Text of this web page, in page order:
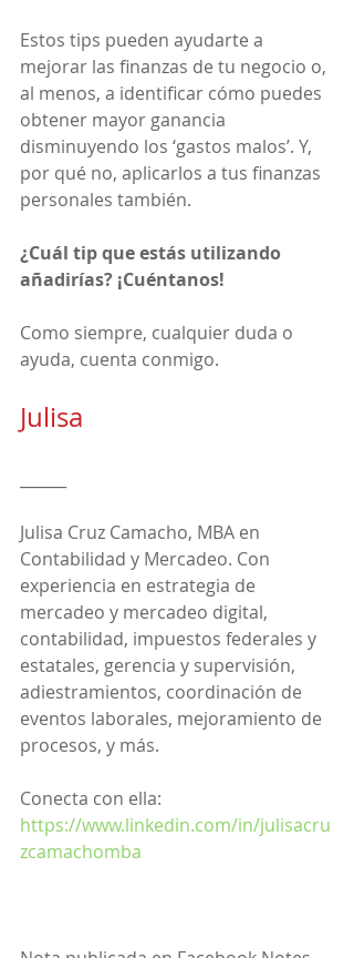
Estos tips pueden ayudarte a
mejorar las finanzas de tu negocio o,
al menos, a identificar cómo puedes
obtener mayor ganancia
disminuyendo los ‘gastos malos’. Y,
por qué no, aplicarlos a tus finanzas
personales también.
¿Cuál tip que estás utilizando
añadirías? ¡Cuéntanos!
Como siempre, cualquier duda o
ayuda, cuenta conmigo.
Julisa
Julisa Cruz Camacho, MBA en
Contabilidad y Mercadeo. Con
experiencia en estrategia de
mercadeo y mercadeo digital,
contabilidad, impuestos federales y
estatales, gerencia y supervisión,
adiestramientos, coordinación de
eventos laborales, mejoramiento de
procesos, y más.
Conecta con ella:
https://www.linkedin.com/in/julisacru
zcamachomba